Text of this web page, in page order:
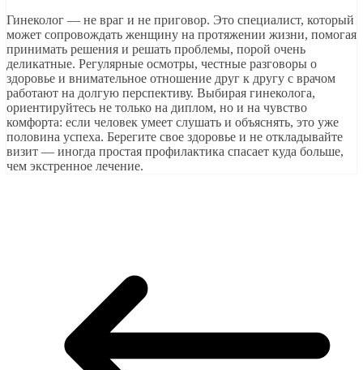
Гинеколог — не враг и не приговор. Это специалист, который
может сопровождать женщину на протяжении жизни, помогая
принимать решения и решать проблемы, порой очень
деликатные. Регулярные осмотры, честные разговоры о
здоровье и внимательное отношение друг к другу с врачом
работают на долгую перспективу. Выбирая гинеколога,
ориентируйтесь не только на диплом, но и на чувство
комфорта: если человек умеет слушать и объяснять, это уже
половина успеха. Берегите свое здоровье и не откладывайте
визит — иногда простая профилактика спасает куда больше,
чем экстренное лечение.